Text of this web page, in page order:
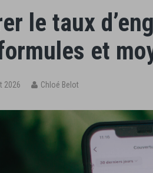
le taux
et
2026 Chloé Belot